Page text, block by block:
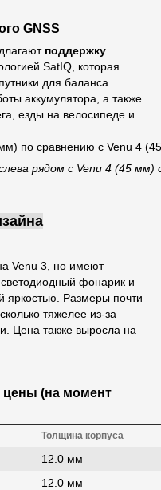
GNSS
поддержку
SatIQ, которая
для баланса
аккумулятора, а также
езды на велосипеде и
рядом с Venu 4 (45 мм)
Venu 3, но имеют
фонарик и
яркостью. Размеры почти
тяжелее из-за
Цена также выросла на
цены (на момент
Толщина корпуса
12.0 мм
12.0 мм